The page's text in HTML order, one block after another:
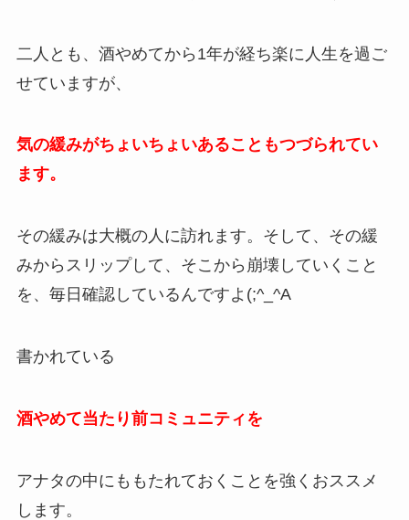
二人とも、酒やめてから1年が経ち楽に人生を過ご
せていますが、
気の緩みがちょいちょいあることもつづられてい
ます。
その緩みは大概の人に訪れます。そして、その緩
みからスリップして、そこから崩壊していくこと
を、毎日確認しているんですよ(;^_^A
書かれている
酒やめて当たり前コミュニティを
アナタの中にももたれておくことを強くおススメ
します。